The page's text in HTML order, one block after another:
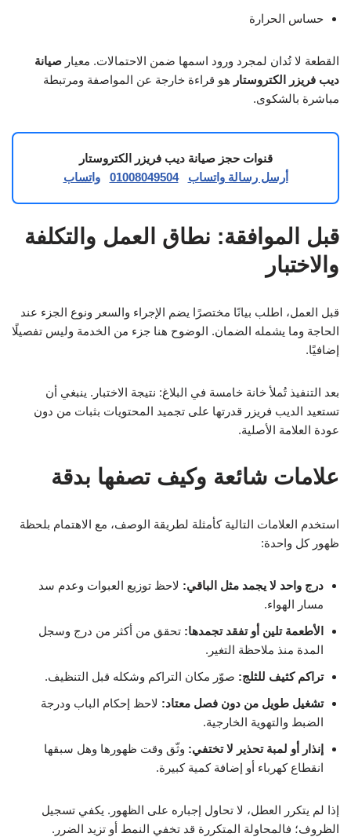
حساس الحرارة
القطعة لا تُدان لمجرد ورود اسمها ضمن الاحتمالات. معيار صيانة
ديب فريزر الكتروستار هو قراءة خارجة عن المواصفة ومرتبطة
مباشرة بالشكوى.
قنوات حجز صيانة ديب فريزر الكتروستار
أرسل رسالة واتساب
01008049504 واتساب
قبل الموافقة: نطاق العمل والتكلفة
والاختبار
قبل العمل، اطلب بيانًا مختصرًا يضم الإجراء والسعر ونوع الجزء عند
الحاجة وما يشمله الضمان. الوضوح هنا جزء من الخدمة وليس تفصيلًا
إضافيًا.
بعد التنفيذ تُملأ خانة خامسة في البلاغ: نتيجة الاختبار. ينبغي أن
تستعيد الديب فريزر قدرتها على تجميد المحتويات بثبات من دون
عودة العلامة الأصلية.
علامات شائعة وكيف تصفها بدقة
استخدم العلامات التالية كأمثلة لطريقة الوصف، مع الاهتمام بلحظة
ظهور كل واحدة:
درج واحد لا يجمد مثل الباقي: لاحظ توزيع العبوات وعدم سد
مسار الهواء.
الأطعمة تلين أو تفقد تجمدها: تحقق من أكثر من درج وسجل
المدة منذ ملاحظة التغير.
تراكم كثيف للثلج: صوّر مكان التراكم وشكله قبل التنظيف.
تشغيل طويل من دون فصل معتاد: لاحظ إحكام الباب ودرجة
الضبط والتهوية الخارجية.
إنذار أو لمبة تحذير لا تختفي: وثّق وقت ظهورها وهل سبقها
انقطاع كهرباء أو إضافة كمية كبيرة.
إذا لم يتكرر العطل، لا تحاول إجباره على الظهور. يكفي تسجيل
الظروف؛ فالمحاولة المتكررة قد تخفي النمط أو تزيد الضرر.